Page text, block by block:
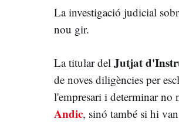
La investigació judicial
nou gir.
La titular del Jutjat
de noves diligències per
l'empresari i determinar no
Andic, sinó també si hi